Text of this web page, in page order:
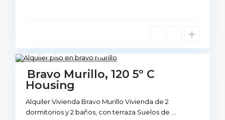
1
Madrid
Not Available
Bravo Murillo, 120 5º C
Housing
Alquiler Vivienda Bravo Murillo Vivienda de 2
dormitorios y 2 baños, con terraza Suelos de